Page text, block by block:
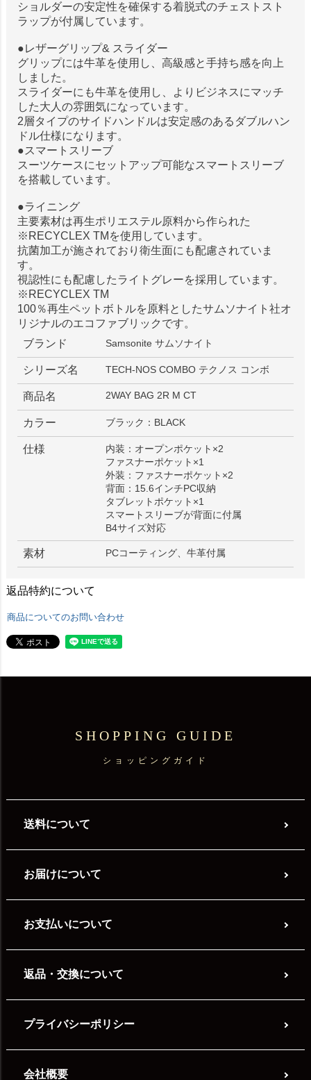
ショルダーの安定性を確保する着脱式のチェストスト
ラップが付属しています。
●レザーグリップ& スライダー
グリップには牛革を使用し、高級感と手持ち感を向上
しました。
スライダーにも牛革を使用し、よりビジネスにマッチ
した大人の雰囲気になっています。
2層タイプのサイドハンドルは安定感のあるダブルハン
ドル仕様になります。
●スマートスリーブ
スーツケースにセットアップ可能なスマートスリーブ
を搭載しています。
●ライニング
主要素材は再生ポリエステル原料から作られた
※RECYCLEX TMを使用しています。
抗菌加工が施されており衛生面にも配慮されていま
す。
視認性にも配慮したライトグレーを採用しています。
※RECYCLEX TM
100％再生ペットボトルを原料としたサムソナイト社オ
リジナルのエコファブリックです。
ブランド
Samsonite サムソナイト
シリーズ名 TECH-NOS COMBO テクノス コンボ
商品名 2WAY BAG 2R M CT
カラー ブラック：BLACK
仕様
内装：オープンポケット×2
ファスナーポケット×1
外装：ファスナーポケット×2
背面：15.6インチPC収納
タブレットポケット×1
スマートスリーブが背面に付属
B4サイズ対応
素材 PCコーティング、牛革付属
返品特約について
商品についてのお問い合わせ
SHOPPING GUIDE
ショッピングガイド
送料について
お届けについて
お支払いについて
返品・交換について
プライバシーポリシー
会社概要